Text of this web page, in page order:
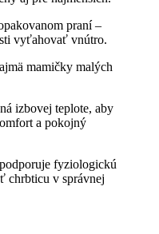
praní –
vyťahovať vnútro.
mamičky malých
izbovej teplote, aby
a pokojný
fyziologickú
chrbticu v správnej